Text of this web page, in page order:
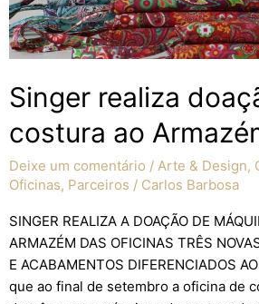
Singer realiza
costura ao
Deixe um comentário / Arte & Design,
Oficinas, Parceiros / Carlos Barbosa
SINGER REALIZA A DOAÇÃO DE
ARMAZÉM DAS OFICINAS TRÊS
E ACABAMENTOS DIFERENCIADOS
que ao final de setembro a oficina de